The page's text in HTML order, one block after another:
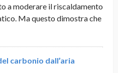
a moderare il riscaldamento
Ma questo dimostra che
carbonio dall’aria